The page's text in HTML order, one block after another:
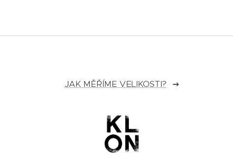
JAK MĚŘÍME VELIKOSTI?